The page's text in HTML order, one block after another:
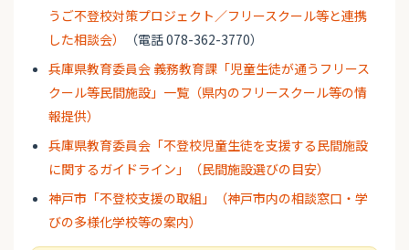
うご不登校対策プロジェクト／フリースクール等と連携
した相談会）
（電話 078-362-3770）
兵庫県教育委員会 義務教育課「児童生徒が通うフリース
クール等民間施設」一覧（県内のフリースクール等の情
報提供）
兵庫県教育委員会「不登校児童生徒を支援する民間施設
に関するガイドライン」（民間施設選びの目安）
神戸市「不登校支援の取組」（神戸市内の相談窓口・学
びの多様化学校等の案内）